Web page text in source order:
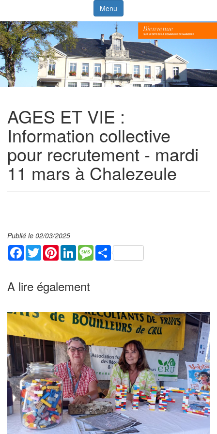
Menu
AGES ET VIE :
Information collective
pour recrutement - mardi
11 mars à Chalezeule
Publié le 02/03/2025
Facebook
TwitterPinterestLinkedInMessageShare
A lire également